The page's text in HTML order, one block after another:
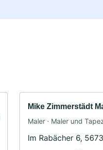
Mike Zimmerstädt
Maler · Maler und
Im Rabächer 6,